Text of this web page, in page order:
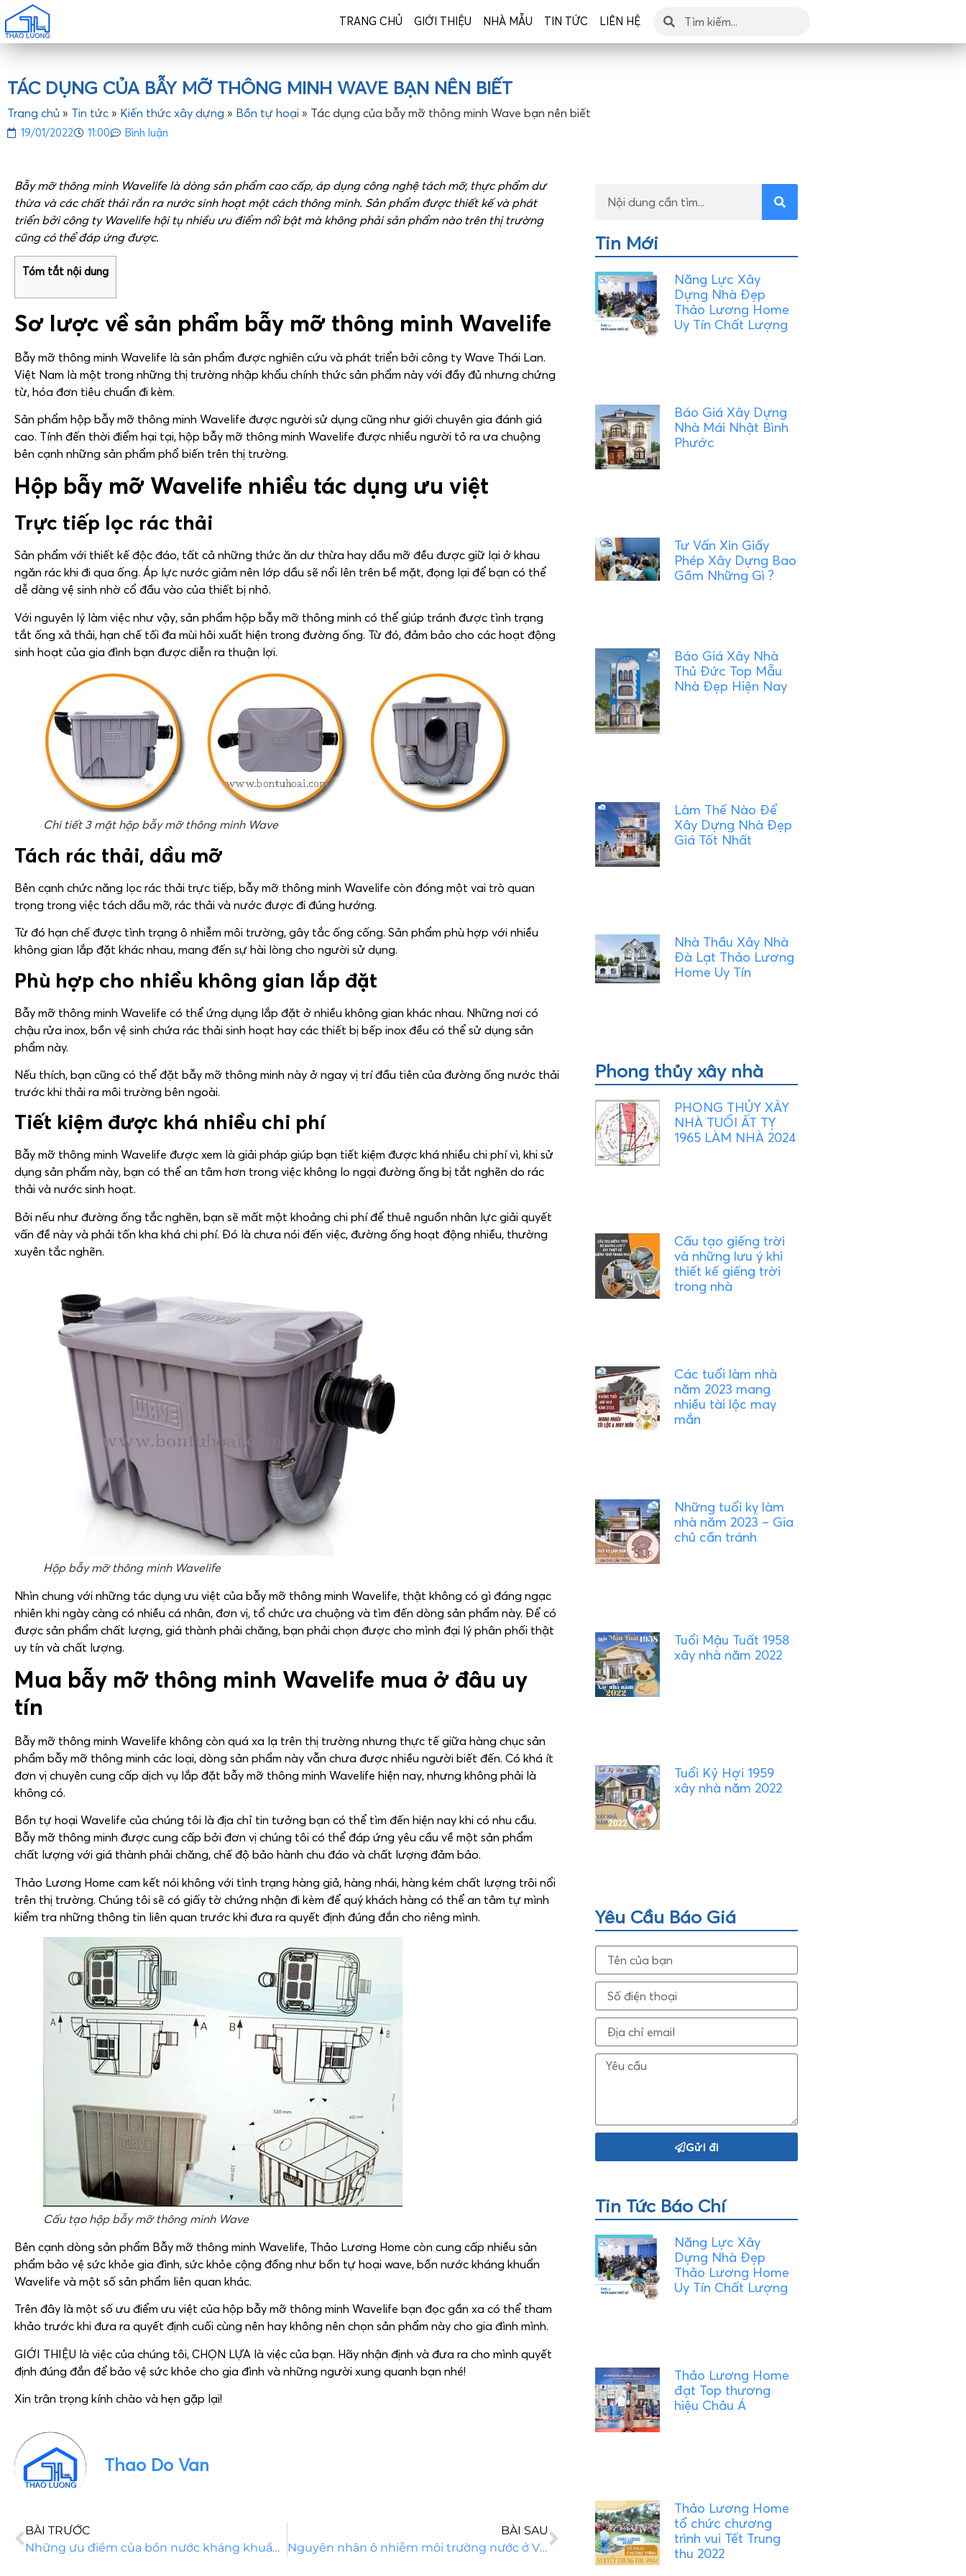
TRANG CHỦ GIỚI THIỆU NHÀ MẪU TIN TỨC LIÊN HỆ
TÁC DỤNG CỦA BẪY MỠ THÔNG MINH WAVE BẠN NÊN BIẾT
Trang chủ » Tin tức » Kiến thức xây dựng » Bồn tự hoại » Tác dụng của bẫy mỡ thông minh Wave bạn nên biết
19/01/2022 11:00 Bình luận
Bẫy mỡ thông minh Wavelife là dòng sản phẩm cao cấp, áp dụng công nghệ tách mỡ, thực phẩm dư
thừa và các chất thải rắn ra nước sinh hoạt một cách thông minh. Sản phẩm được thiết kế và phát
triển bởi công ty Wavelife hội tụ nhiều ưu điểm nổi bật mà không phải sản phẩm nào trên thị trường
cũng có thể đáp ứng được.
Tóm tắt nội dung
Sơ lược về sản phẩm bẫy mỡ thông minh Wavelife
Bẫy mỡ thông minh Wavelife là sản phẩm được nghiên cứu và phát triển bởi công ty Wave Thái Lan.
Việt Nam là một trong những thị trường nhập khẩu chính thức sản phẩm này với đầy đủ nhưng chứng
từ, hóa đơn tiêu chuẩn đi kèm.
Sản phẩm hộp bẫy mỡ thông minh Wavelife được người sử dụng cũng như giới chuyên gia đánh giá
cao. Tính đến thời điểm hại tại, hộp bẫy mỡ thông minh Wavelife được nhiều người tỏ ra ưa chuộng
bên cạnh những sản phẩm phổ biến trên thị trường.
Hộp bẫy mỡ Wavelife nhiều tác dụng ưu việt
Trực tiếp lọc rác thải
Sản phẩm với thiết kế độc đáo, tất cả những thức ăn dư thừa hay dầu mỡ đều được giữ lại ở khau
ngăn rác khi đi qua ống. Áp lực nước giảm nên lớp dầu sẽ nổi lên trên bề mặt, đọng lại để bạn có thể
dễ dàng vệ sinh nhờ cổ đầu vào của thiết bị nhỏ.
Với nguyên lý làm việc như vậy, sản phẩm hộp bẫy mỡ thông minh có thể giúp tránh được tình trạng
tắt ống xả thải, hạn chế tối đa mùi hôi xuất hiện trong đường ống. Từ đó, đảm bảo cho các hoạt động
sinh hoạt của gia đình bạn được diễn ra thuận lợi.
Chi tiết 3 mặt hộp bẫy mỡ thông minh Wave
Tách rác thải, dầu mỡ
Bên cạnh chức năng lọc rác thải trực tiếp, bẫy mỡ thông minh Wavelife còn đóng một vai trò quan
trọng trong việc tách dầu mỡ, rác thải và nước được đi đúng hướng.
Từ đó hạn chế được tình trạng ô nhiễm môi trường, gây tắc ống cống. Sản phẩm phù hợp với nhiều
không gian lắp đặt khác nhau, mang đến sự hài lòng cho người sử dụng.
Phù hợp cho nhiều không gian lắp đặt
Bẫy mỡ thông minh Wavelife có thể ứng dụng lắp đặt ở nhiều không gian khác nhau. Những nơi có
chậu rửa inox, bồn vệ sinh chứa rác thải sinh hoạt hay các thiết bị bếp inox đều có thể sử dụng sản
phẩm này.
Nếu thích, bạn cũng có thể đặt bẫy mỡ thông minh này ở ngay vị trí đầu tiên của đường ống nước thải
trước khi thải ra môi trường bên ngoài.
Tiết kiệm được khá nhiều chi phí
Bẫy mỡ thông minh Wavelife được xem là giải pháp giúp bạn tiết kiệm được khá nhiều chi phí vì, khi sử
dụng sản phẩm này, bạn có thể an tâm hơn trong việc không lo ngại đường ống bị tắt nghẽn do rác
thải và nước sinh hoạt.
Bởi nếu như đường ống tắc nghẽn, bạn sẽ mất một khoảng chi phí để thuê nguồn nhân lực giải quyết
vấn đề này và phải tốn kha khá chi phí. Đó là chưa nói đến việc, đường ống hoạt động nhiều, thường
xuyên tắc nghẽn.
Hộp bẫy mỡ thông minh Wavelife
Nhìn chung với những tác dụng ưu việt của bẫy mỡ thông minh Wavelife, thật không có gì đáng ngạc
nhiên khi ngày càng có nhiều cá nhân, đơn vị, tổ chức ưa chuộng và tìm đến dòng sản phẩm này. Để có
được sản phẩm chất lượng, giá thành phải chăng, bạn phải chọn được cho mình đại lý phân phối thật
uy tín và chất lượng.
Mua bẫy mỡ thông minh Wavelife mua ở đâu uy
tín
Bẫy mỡ thông minh Wavelife không còn quá xa lạ trên thị trường nhưng thực tế giữa hàng chục sản
phẩm bẫy mỡ thông minh các loại, dòng sản phẩm này vẫn chưa được nhiều người biết đến. Có khá ít
đơn vị chuyên cung cấp dịch vụ lắp đặt bẫy mỡ thông minh Wavelife hiện nay, nhưng không phải là
không có.
Bồn tự hoại Wavelife của chúng tôi là địa chỉ tin tưởng bạn có thể tìm đến hiện nay khi có nhu cầu.
Bẫy mỡ thông minh được cung cấp bởi đơn vị chúng tôi có thể đáp ứng yêu cầu về một sản phẩm
chất lượng với giá thành phải chăng, chế độ bảo hành chu đáo và chất lượng đảm bảo.
Thảo Lương Home cam kết nói không với tình trạng hàng giả, hàng nhái, hàng kém chất lượng trôi nổi
trên thị trường. Chúng tôi sẽ có giấy tờ chứng nhận đi kèm để quý khách hàng có thể an tâm tự mình
kiểm tra những thông tin liên quan trước khi đưa ra quyết định đúng đắn cho riêng mình.
Cấu tạo hộp bẫy mỡ thông minh Wave
Bên cạnh dòng sản phẩm Bẫy mỡ thông minh Wavelife, Thảo Lương Home còn cung cấp nhiều sản
phẩm bảo vệ sức khỏe gia đình, sức khỏe cộng đồng như bồn tự hoại wave, bồn nước kháng khuẩn
Wavelife và một số sản phẩm liên quan khác.
Trên đây là một số ưu điểm ưu việt của hộp bẫy mỡ thông minh Wavelife bạn đọc gần xa có thể tham
khảo trước khi đưa ra quyết định cuối cùng nên hay không nên chọn sản phẩm này cho gia đình mình.
GIỚI THIỆU là việc của chúng tôi, CHỌN LỰA là việc của bạn. Hãy nhận định và đưa ra cho mình quyết
định đúng đắn để bảo vệ sức khỏe cho gia đình và những người xung quanh bạn nhé!
Xin trân trọng kính chào và hẹn gặp lại!
Thao Do Van
BÀI TRƯỚC
Những ưu điểm của bồn nước kháng khuẩn Wavelife
BÀI SAU
Nguyên nhân ô nhiễm môi trường nước ở Việt Nam
Tin Mới
Năng Lực Xây
Dựng Nhà Đẹp
Thảo Lương Home
Uy Tín Chất Lượng
Báo Giá Xây Dựng
Nhà Mái Nhật Bình
Phước
Tư Vấn Xin Giấy
Phép Xây Dựng Bao
Gồm Những Gì ?
Báo Giá Xây Nhà
Thủ Đức Top Mẫu
Nhà Đẹp Hiện Nay
Làm Thế Nào Để
Xây Dựng Nhà Đẹp
Giá Tốt Nhất
Nhà Thầu Xây Nhà
Đà Lạt Thảo Lương
Home Uy Tín
Phong thủy xây nhà
PHONG THỦY XÂY
NHÀ TUỔI ẤT TỴ
1965 LÀM NHÀ 2024
Cấu tạo giếng trời
và những lưu ý khi
thiết kế giếng trời
trong nhà
Các tuổi làm nhà
năm 2023 mang
nhiều tài lộc may
mắn
Những tuổi kỵ làm
nhà năm 2023 – Gia
chủ cần tránh
Tuổi Mậu Tuất 1958
xây nhà năm 2022
Tuổi Kỷ Hợi 1959
xây nhà năm 2022
Yêu Cầu Báo Giá
Gửi đi
Tin Tức Báo Chí
Năng Lực Xây
Dựng Nhà Đẹp
Thảo Lương Home
Uy Tín Chất Lượng
Thảo Lương Home
đạt Top thương
hiệu Châu Á
Thảo Lương Home
tổ chức chương
trình vui Tết Trung
thu 2022